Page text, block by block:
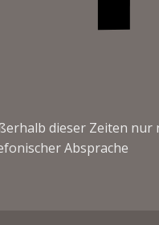
dieser Zeiten nur
Absprache